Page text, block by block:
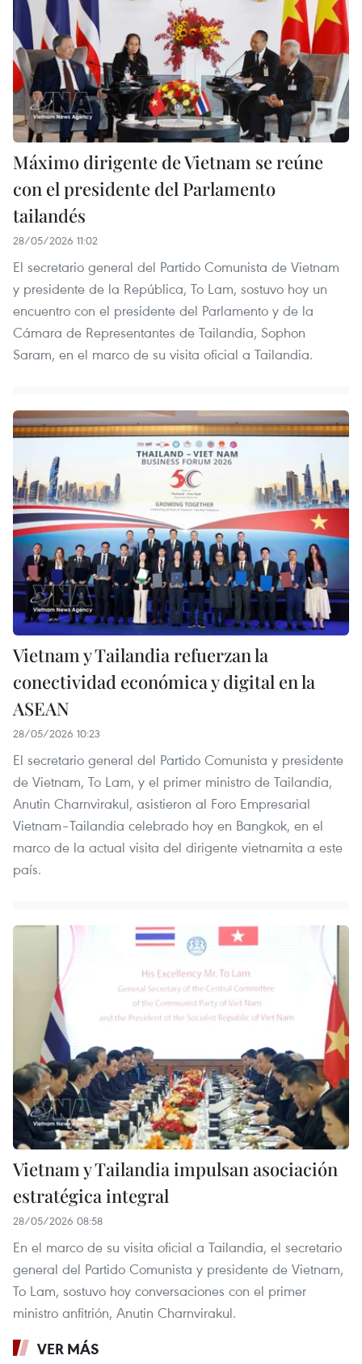
Máximo dirigente de Vietnam se reúne
con el presidente del Parlamento
tailandés
28/05/2026 11:02
El secretario general del Partido Comunista de Vietnam
y presidente de la República, To Lam, sostuvo hoy un
encuentro con el presidente del Parlamento y de la
Cámara de Representantes de Tailandia, Sophon
Saram, en el marco de su visita oficial a Tailandia.
Vietnam y Tailandia refuerzan la
conectividad económica y digital en la
ASEAN
28/05/2026 10:23
El secretario general del Partido Comunista y presidente
de Vietnam, To Lam, y el primer ministro de Tailandia,
Anutin Charnvirakul, asistieron al Foro Empresarial
Vietnam–Tailandia celebrado hoy en Bangkok, en el
marco de la actual visita del dirigente vietnamita a este
país.
Vietnam y Tailandia impulsan asociación
estratégica integral
28/05/2026 08:58
En el marco de su visita oficial a Tailandia, el secretario
general del Partido Comunista y presidente de Vietnam,
To Lam, sostuvo hoy conversaciones con el primer
ministro anfitrión, Anutin Charnvirakul.
VER MÁS